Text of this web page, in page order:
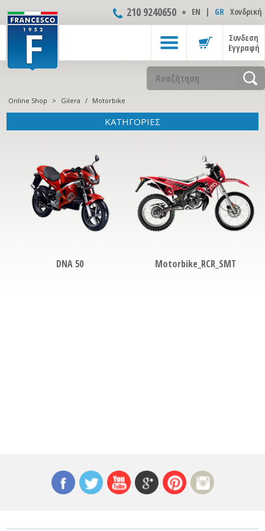
210 9240650 ΕΝ | GR Χονδρική
Συνδεση
Εγγραφή
Online Shop > Gilera / Motorbike
ΚΑΤΗΓΟΡΙΕΣ
DNA 50 Motorbike_RCR_SMT